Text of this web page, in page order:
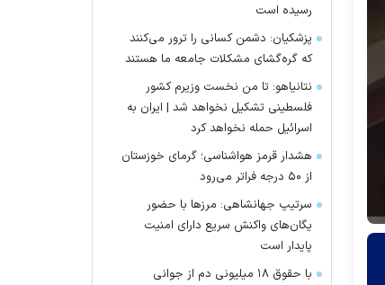
رسیده است
پزشکیان: دشمن کسانی را ترور می‌کنند
که گره‌گشای مشکلات جامعه ما هستند
نتانیاهو: تا من نخست وزیرم کشور
فلسطینی تشکیل نخواهد شد | ایران به
اسرائیل حمله نخواهد کرد
هشدار قرمز هواشناسی؛ گرمای خوزستان
از ۵۰ درجه فراتر می‌رود
سرتیپ جهانشاهی: مرز‌ها با حضور
یگان‌های واکنش سریع دارای امنیت
پایدار است
با حقوق ۱۸ میلیونی دم از جوانی